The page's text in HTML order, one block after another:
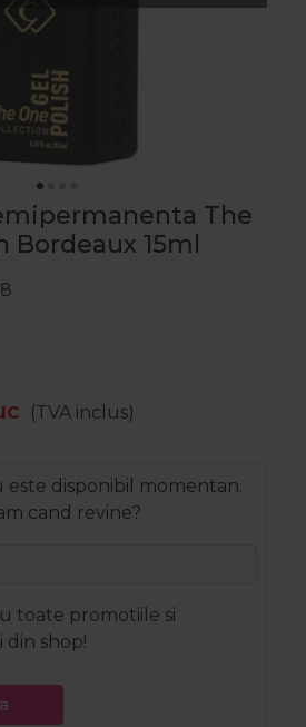
The
Bordeaux 15ml
(TVA inclus)
este disponibil momentan.
cand revine?
toate promotiile si
din shop!